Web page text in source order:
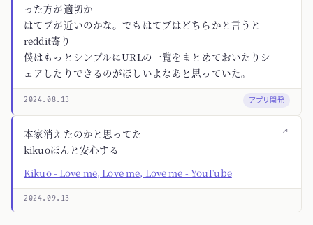
った方が適切か
はてブが近いのかな。でもはてブはどちらかと言うと
reddit寄り
僕はもっとシンプルにURLの一覧をまとめておいたりシ
ェアしたりできるのがほしいよなあと思っていた。
2024.08.13 アプリ開発
↗
本家消えたのかと思ってた
kikuoほんと安心する
Kikuo - Love me, Love me, Love me - YouTube
2024.09.13